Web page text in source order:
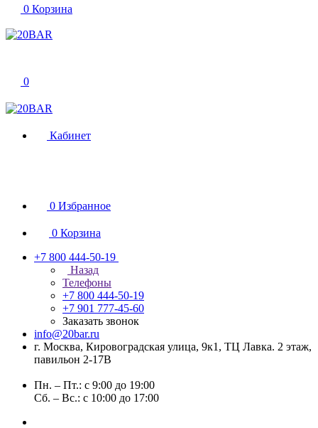
0 Корзина
0
Кабинет
0 Избранное
0 Корзина
+7 800 444-50-19
Назад
Телефоны
+7 800 444-50-19
+7 901 777-45-60
Заказать звонок
info@20bar.ru
г. Москва, Кировоградская улица, 9к1, ТЦ Лавка. 2 этаж,
павильон 2-17В
Пн. – Пт.: с 9:00 до 19:00
Сб. – Вс.: с 10:00 до 17:00